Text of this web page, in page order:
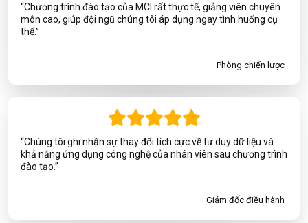
“Chương trình đào tạo của MCI rất thực tế, giảng viên chuyên
môn cao, giúp đội ngũ chúng tôi áp dụng ngay tình huống cụ
thể.”
Phòng chiến lược
“Chúng tôi ghi nhận sự thay đổi tích cực về tư duy dữ liệu và
khả năng ứng dụng công nghệ của nhân viên sau chương trình
đào tạo.”
Giám đốc điều hành